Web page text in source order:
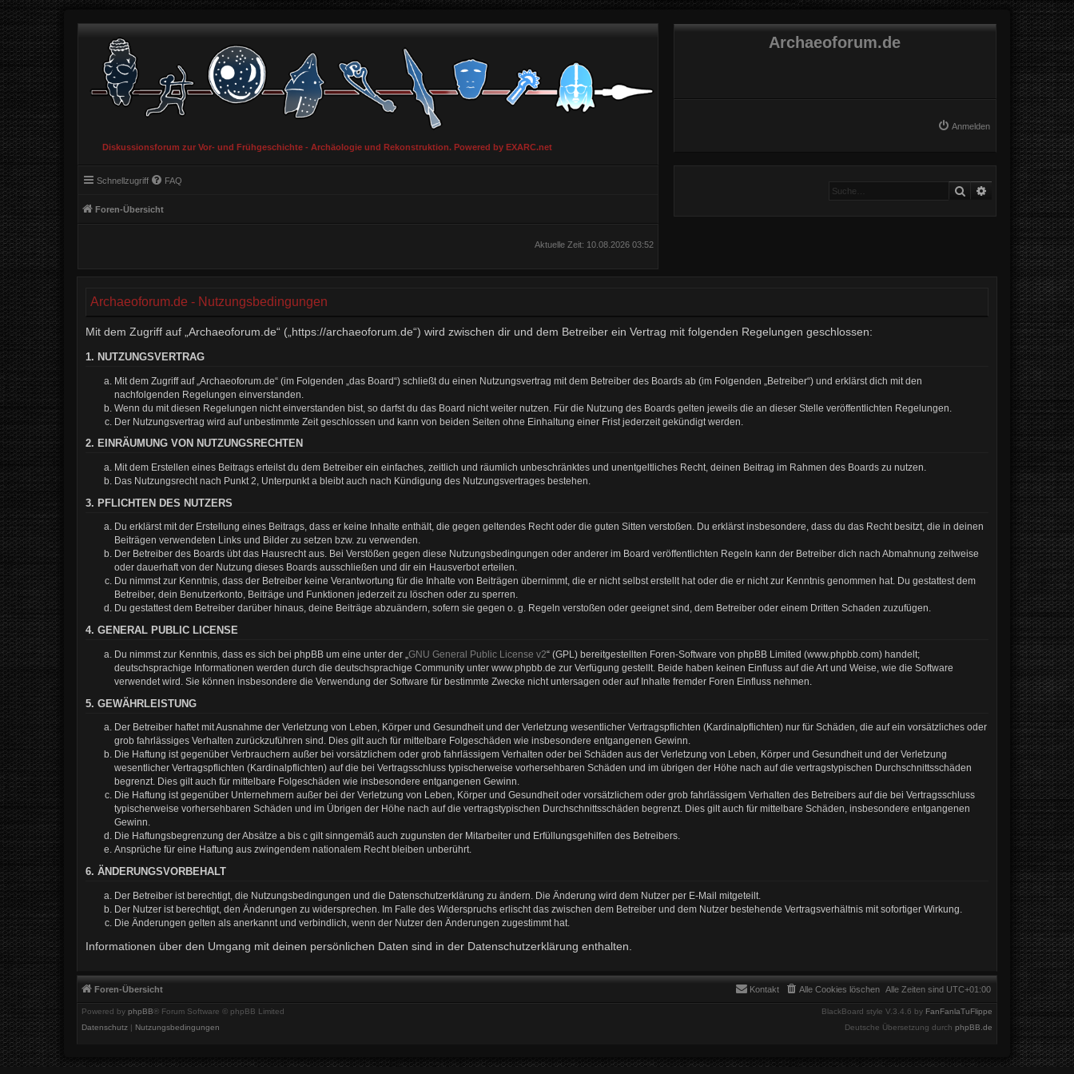
Diskussionsforum zur Vor- und Frühgeschichte - Archäologie und Rekonstruktion. Powered by EXARC.net
Archaeoforum.de
Anmelden
Schnellzugriff FAQ
Foren-Übersicht
Suche Erweiterte Suche
Aktuelle Zeit: 10.08.2026 03:52
Archaeoforum.de - Nutzungsbedingungen
Mit dem Zugriff auf „Archaeoforum.de“ („https://archaeoforum.de“) wird zwischen dir und dem Betreiber ein Vertrag mit folgenden Regelungen geschlossen:
1. NUTZUNGSVERTRAG
Mit dem Zugriff auf „Archaeoforum.de“ (im Folgenden „das Board“) schließt du einen Nutzungsvertrag mit dem Betreiber des Boards ab (im Folgenden „Betreiber“) und erklärst dich mit den
nachfolgenden Regelungen einverstanden.
Wenn du mit diesen Regelungen nicht einverstanden bist, so darfst du das Board nicht weiter nutzen. Für die Nutzung des Boards gelten jeweils die an dieser Stelle veröffentlichten Regelungen.
Der Nutzungsvertrag wird auf unbestimmte Zeit geschlossen und kann von beiden Seiten ohne Einhaltung einer Frist jederzeit gekündigt werden.
2. EINRÄUMUNG VON NUTZUNGSRECHTEN
Mit dem Erstellen eines Beitrags erteilst du dem Betreiber ein einfaches, zeitlich und räumlich unbeschränktes und unentgeltliches Recht, deinen Beitrag im Rahmen des Boards zu nutzen.
Das Nutzungsrecht nach Punkt 2, Unterpunkt a bleibt auch nach Kündigung des Nutzungsvertrages bestehen.
3. PFLICHTEN DES NUTZERS
Du erklärst mit der Erstellung eines Beitrags, dass er keine Inhalte enthält, die gegen geltendes Recht oder die guten Sitten verstoßen. Du erklärst insbesondere, dass du das Recht besitzt, die in deinen
Beiträgen verwendeten Links und Bilder zu setzen bzw. zu verwenden.
Der Betreiber des Boards übt das Hausrecht aus. Bei Verstößen gegen diese Nutzungsbedingungen oder anderer im Board veröffentlichten Regeln kann der Betreiber dich nach Abmahnung zeitweise
oder dauerhaft von der Nutzung dieses Boards ausschließen und dir ein Hausverbot erteilen.
Du nimmst zur Kenntnis, dass der Betreiber keine Verantwortung für die Inhalte von Beiträgen übernimmt, die er nicht selbst erstellt hat oder die er nicht zur Kenntnis genommen hat. Du gestattest dem
Betreiber, dein Benutzerkonto, Beiträge und Funktionen jederzeit zu löschen oder zu sperren.
Du gestattest dem Betreiber darüber hinaus, deine Beiträge abzuändern, sofern sie gegen o. g. Regeln verstoßen oder geeignet sind, dem Betreiber oder einem Dritten Schaden zuzufügen.
4. GENERAL PUBLIC LICENSE
Du nimmst zur Kenntnis, dass es sich bei phpBB um eine unter der „ GNU General Public License v2“ (GPL) bereitgestellten Foren-Software von phpBB Limited (www.phpbb.com) handelt;
deutschsprachige Informationen werden durch die deutschsprachige Community unter www.phpbb.de zur Verfügung gestellt. Beide haben keinen Einfluss auf die Art und Weise, wie die Software
verwendet wird. Sie können insbesondere die Verwendung der Software für bestimmte Zwecke nicht untersagen oder auf Inhalte fremder Foren Einfluss nehmen.
5. GEWÄHRLEISTUNG
Der Betreiber haftet mit Ausnahme der Verletzung von Leben, Körper und Gesundheit und der Verletzung wesentlicher Vertragspflichten (Kardinalpflichten) nur für Schäden, die auf ein vorsätzliches oder
grob fahrlässiges Verhalten zurückzuführen sind. Dies gilt auch für mittelbare Folgeschäden wie insbesondere entgangenen Gewinn.
Die Haftung ist gegenüber Verbrauchern außer bei vorsätzlichem oder grob fahrlässigem Verhalten oder bei Schäden aus der Verletzung von Leben, Körper und Gesundheit und der Verletzung
wesentlicher Vertragspflichten (Kardinalpflichten) auf die bei Vertragsschluss typischerweise vorhersehbaren Schäden und im übrigen der Höhe nach auf die vertragstypischen Durchschnittsschäden
begrenzt. Dies gilt auch für mittelbare Folgeschäden wie insbesondere entgangenen Gewinn.
Die Haftung ist gegenüber Unternehmern außer bei der Verletzung von Leben, Körper und Gesundheit oder vorsätzlichem oder grob fahrlässigem Verhalten des Betreibers auf die bei Vertragsschluss
typischerweise vorhersehbaren Schäden und im Übrigen der Höhe nach auf die vertragstypischen Durchschnittsschäden begrenzt. Dies gilt auch für mittelbare Schäden, insbesondere entgangenen
Gewinn.
Die Haftungsbegrenzung der Absätze a bis c gilt sinngemäß auch zugunsten der Mitarbeiter und Erfüllungsgehilfen des Betreibers.
Ansprüche für eine Haftung aus zwingendem nationalem Recht bleiben unberührt.
6. ÄNDERUNGSVORBEHALT
Der Betreiber ist berechtigt, die Nutzungsbedingungen und die Datenschutzerklärung zu ändern. Die Änderung wird dem Nutzer per E-Mail mitgeteilt.
Der Nutzer ist berechtigt, den Änderungen zu widersprechen. Im Falle des Widerspruchs erlischt das zwischen dem Betreiber und dem Nutzer bestehende Vertragsverhältnis mit sofortiger Wirkung.
Die Änderungen gelten als anerkannt und verbindlich, wenn der Nutzer den Änderungen zugestimmt hat.
Informationen über den Umgang mit deinen persönlichen Daten sind in der Datenschutzerklärung enthalten.
Foren-Übersicht Alle Zeiten sind UTC+01:00
Alle Cookies löschen
Kontakt
Powered by phpBB® Forum Software © phpBB Limited BlackBoard style V.3.4.6 by FanFanlaTuFlippe
Deutsche Übersetzung durch phpBB.de
Datenschutz | Nutzungsbedingungen